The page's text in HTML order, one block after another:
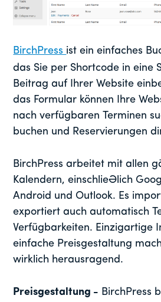
BirchPress ist ein einfaches
das Sie per Shortcode in eine
Beitrag auf Ihrer Website
das Formular können Ihre
nach verfügbaren Terminen
buchen und Reservierungen
BirchPress arbeitet mit allen
Kalendern, einschließlich
Android und Outlook. Es
exportiert auch automatisch
Verfügbarkeiten. Einzigartige
einfache Preisgestaltung
wirklich herausragend.
Preisgestaltung - BirchPress